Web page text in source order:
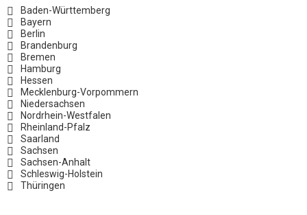
Baden-Württemberg
Bayern
Berlin
Brandenburg
Bremen
Hamburg
Hessen
Mecklenburg-Vorpommern
Niedersachsen
Nordrhein-Westfalen
Rheinland-Pfalz
Saarland
Sachsen
Sachsen-Anhalt
Schleswig-Holstein
Thüringen